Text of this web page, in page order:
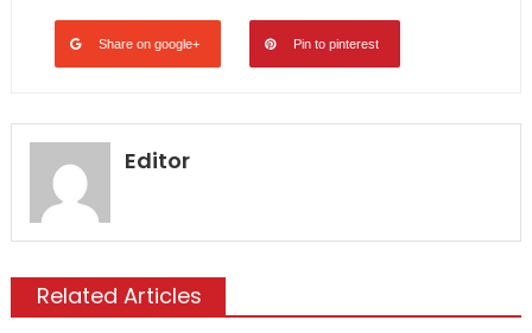
Share on google+ Pin to pinterest
Editor
Related Articles